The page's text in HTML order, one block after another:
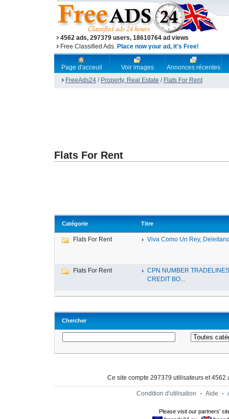
4562 ads, 297379 users, 18610764 ad views
Free Classified Ads. Place now your ad, it's Free!
Page d'acceuil Voir images
Annonces récentes
FreeAds24 / Property, Real Estate / Flats For Rent
Flats For Rent
Catégorie Titre
Flats For Rent Viva Como Un Rey,
Flats For Rent
CPN NUMBER TRADELINES
CREDIT BO...
Chercher
Ce site compte 297379 utilisateurs et
Condition d'utilisation - Aide -